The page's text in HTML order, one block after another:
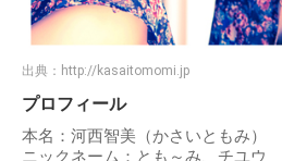
出典： http://kasaitomomi.jp
プロフィール
本名：河西智美（かさいともみ）
ニックネーム：とも～み、チユウ